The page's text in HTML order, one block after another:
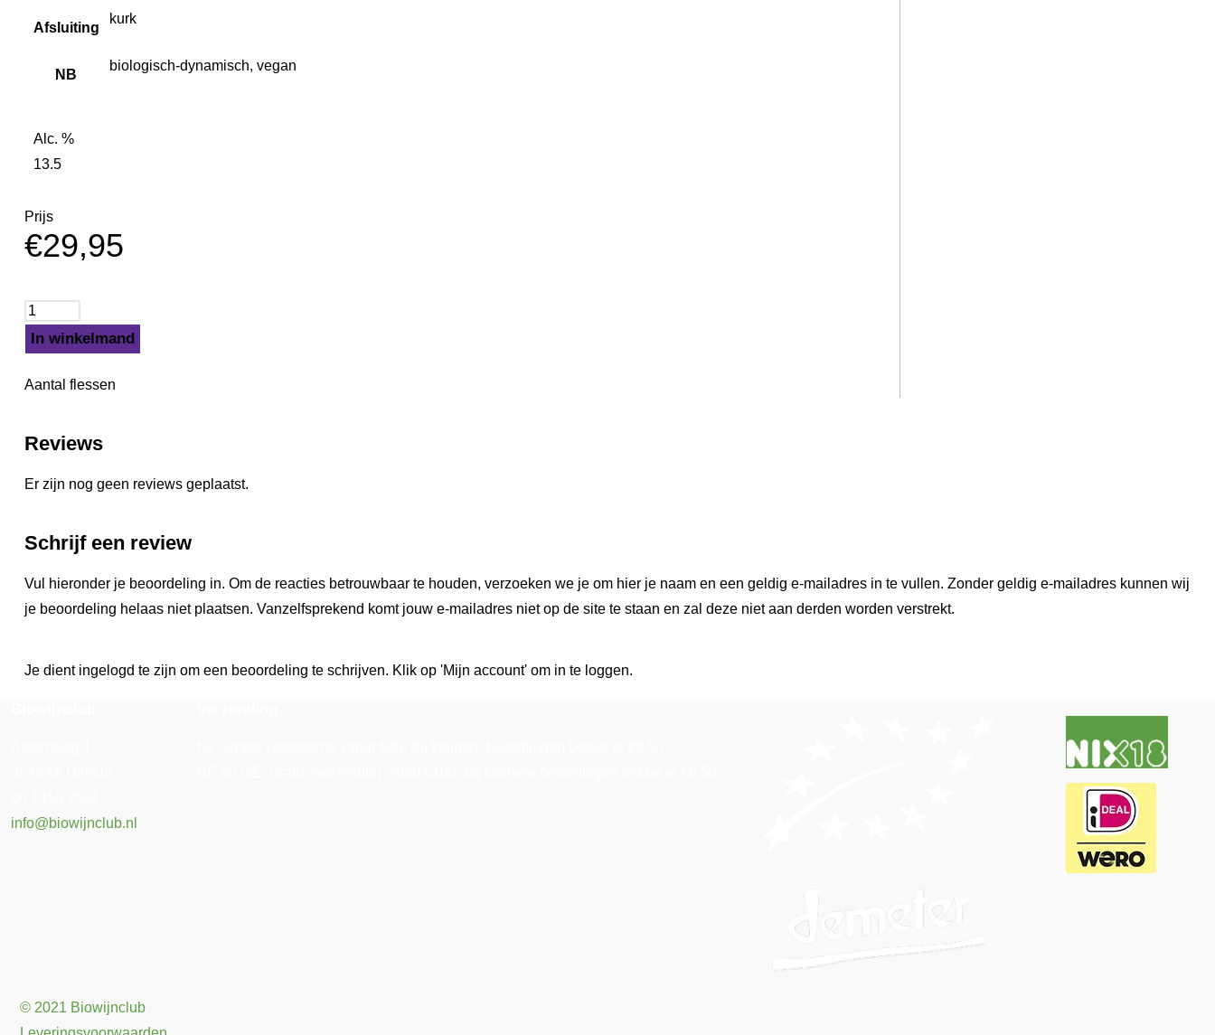
Afsluiting
kurk
NB
biologisch-dynamisch, vegan
Alc. %
13.5
Prijs
€29,95
In winkelmand
Aantal flessen
Reviews
Er zijn nog geen reviews geplaatst.
Schrijf een review
Vul hieronder je beoordeling in. Om de reacties betrouwbaar te houden, verzoeken we je om hier je naam en een geldig e-mailadres in te vullen. Zonder geldig e-mailadres kunnen wij
je beoordeling helaas niet plaatsen. Vanzelfsprekend komt jouw e-mailadres niet op de site te staan en zal deze niet aan derden worden verstrekt.
Je dient ingelogd te zijn om een beoordeling te schrijven. Klik op 'Mijn account' om in te loggen.
info@biowijnclub.nl
© 2021 Biowijnclub